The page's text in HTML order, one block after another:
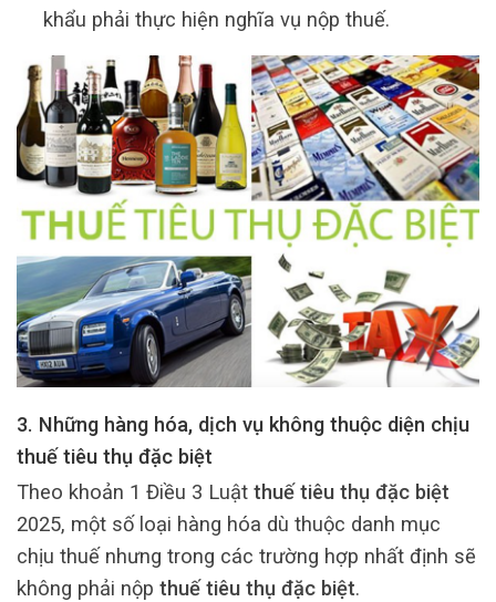
khẩu phải thực hiện nghĩa vụ nộp thuế.
3. Những hàng hóa, dịch vụ không thuộc diện chịu
thuế tiêu thụ đặc biệt
Theo khoản 1 Điều 3 Luật thuế tiêu thụ đặc biệt
2025, một số loại hàng hóa dù thuộc danh mục
chịu thuế nhưng trong các trường hợp nhất định sẽ
không phải nộp thuế tiêu thụ đặc biệt.